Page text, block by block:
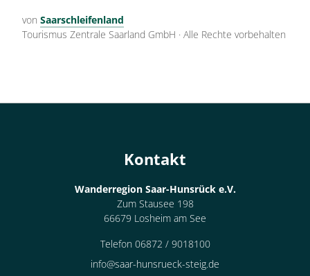
von Saarschleifenland
Tourismus Zentrale Saarland GmbH · Alle Rechte vorbehalten
Kontakt
Wanderregion Saar-Hunsrück e.V.
Zum Stausee 198
66679 Losheim am See
Telefon 06872 / 9018100
info@saar-hunsrueck-steig.de